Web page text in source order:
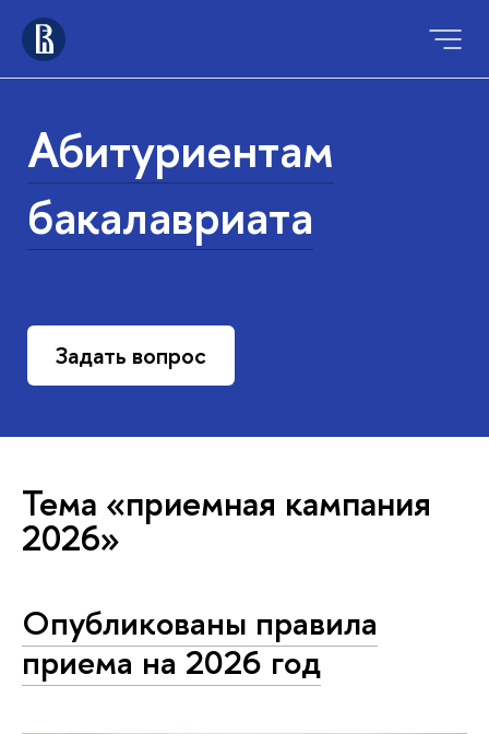
Абитуриентам
бакалавриата
Задать вопрос
Тема «приемная кампания
2026»
Опубликованы правила
приема на 2026 год